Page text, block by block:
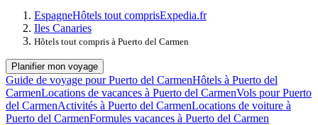
EspagneHôtels tout comprisExpedia.fr
Iles Canaries
Hôtels tout compris à Puerto del Carmen
Planifier mon voyage
Guide de voyage pour Puerto del CarmenHôtels à Puerto del
CarmenLocations de vacances à Puerto del CarmenVols pour Puerto
del CarmenActivités à Puerto del CarmenLocations de voiture à
Puerto del CarmenFormules vacances à Puerto del Carmen